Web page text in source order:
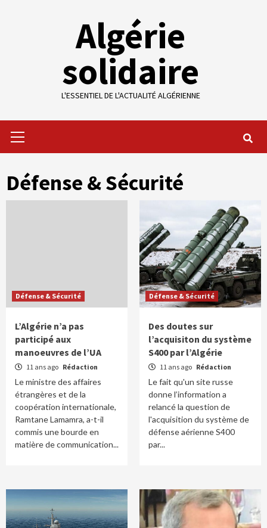
Algérie
solidaire
L'ESSENTIEL DE L'ACTUALITÉ ALGÉRIENNE
Menu
Défense & Sécurité
Défense & Sécurité
L’Algérie n’a pas
participé aux
manoeuvres de l’UA
11 ans ago Rédaction
Le ministre des affaires
étrangères et de la
coopération internationale,
Ramtane Lamamra, a-t-il
commis une bourde en
matière de communication...
Défense & Sécurité
Des doutes sur
l’acquisiton du système
S400 par l’Algérie
11 ans ago Rédaction
Le fait qu'un site russe
donne l’information a
relancé la question de
l'acquisition du système de
défense aérienne S400
par...